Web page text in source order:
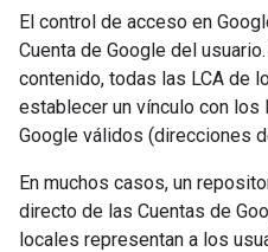
El control de acceso en
Cuenta de Google del
contenido, todas las LCA de
establecer un vínculo con
Google válidos (direcciones
En muchos casos, un
directo de las Cuentas de
locales representan a los